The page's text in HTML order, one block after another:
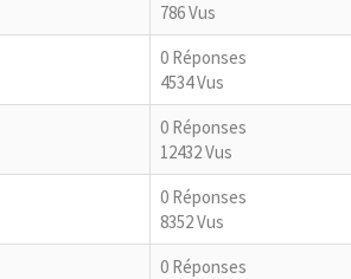
786 Vus
0 Réponses
4534 Vus
0 Réponses
12432 Vus
0 Réponses
8352 Vus
0 Réponses